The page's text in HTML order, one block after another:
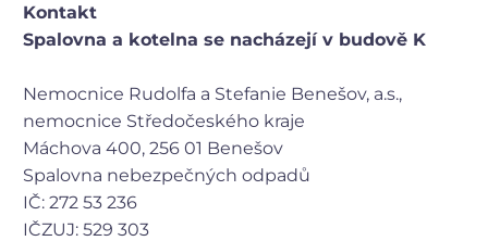
Kontakt
Spalovna a kotelna se nacházejí v budově K
Nemocnice Rudolfa a Stefanie Benešov, a.s.,
nemocnice Středočeského kraje
Máchova 400, 256 01 Benešov
Spalovna nebezpečných odpadů
IČ: 272 53 236
IČZUJ: 529 303